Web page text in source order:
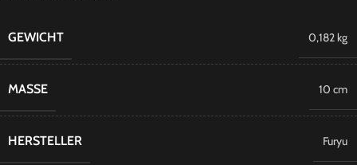
GEWICHT 0,182 kg
MASSE 10 cm
HERSTELLER Furyu